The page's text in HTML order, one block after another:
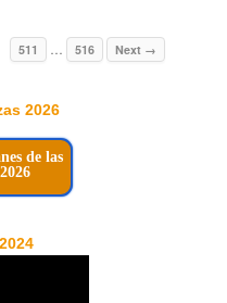
511 516 Next →
2026
de las